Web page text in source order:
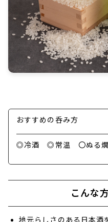
おすすめの呑み方
◎冷酒 ◎常温 〇ぬる燗
こんな
地元らしさのある日本酒